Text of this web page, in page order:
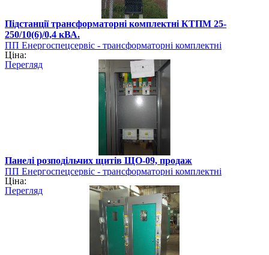
Підстанції трансформаторні комплектні КТПМ 25-
250/10(6)/0,4 кВА.
ПП Енергоспецсервіс - трансформаторні комплектні
підстанції
Ціна:
Перегляд
Панелі розподільчих щитів ЩО-09, продаж
ПП Енергоспецсервіс - трансформаторні комплектні
підстанції
Ціна:
Перегляд